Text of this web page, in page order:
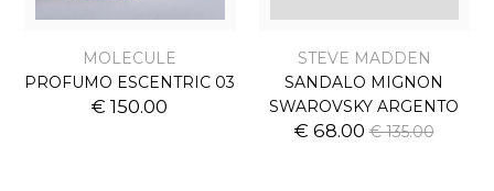
MOLECULE
PROFUMO ESCENTRIC 03
€ 150.00
STEVE MADDEN
SANDALO MIGNON
SWAROVSKY ARGENTO
€ 68.00€ 135.00